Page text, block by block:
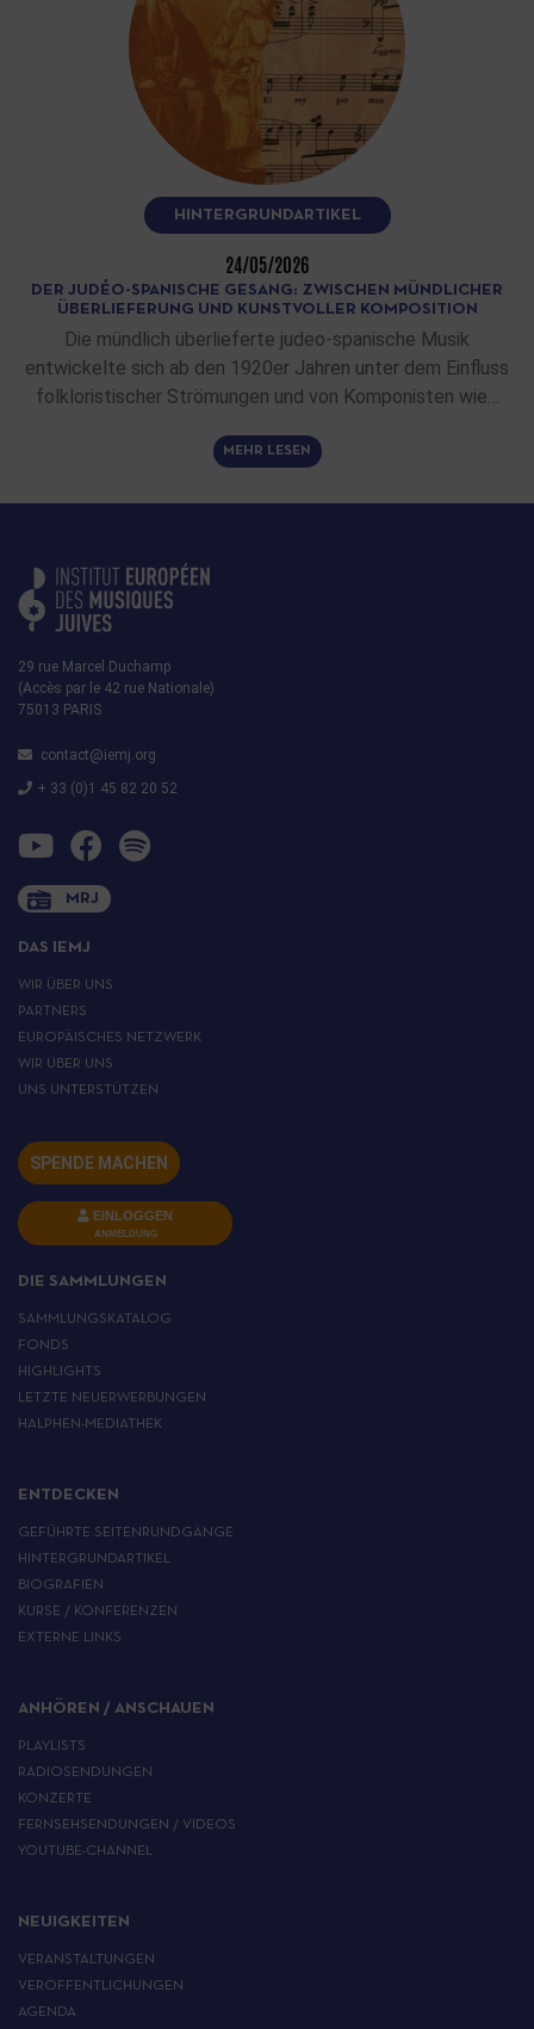
HINTERGRUNDARTIKEL
24/05/2026
DER JUDÉO-SPANISCHE GESANG: ZWISCHEN MÜNDLICHER
ÜBERLIEFERUNG UND KUNSTVOLLER KOMPOSITION
Die mündlich überlieferte judeo-spanische Musik
entwickelte sich ab den 1920er Jahren unter dem Einfluss
folkloristischer Strömungen und von Komponisten wie…
MEHR LESEN
29 rue Marcel Duchamp
(Accès par le 42 rue Nationale)
75013 PARIS
contact@iemj.org
+ 33 (0)1 45 82 20 52
MRJ
DAS IEMJ
WIR ÜBER UNS
PARTNERS
EUROPÄISCHES NETZWERK
WIR ÜBER UNS
UNS UNTERSTÜTZEN
SPENDE MACHEN
EINLOGGEN
ANMELDUNG
DIE SAMMLUNGEN
SAMMLUNGSKATALOG
FONDS
HIGHLIGHTS
LETZTE NEUERWERBUNGEN
HALPHEN-MEDIATHEK
ENTDECKEN
GEFÜHRTE SEITENRUNDGÄNGE
HINTERGRUNDARTIKEL
BIOGRAFIEN
KURSE / KONFERENZEN
EXTERNE LINKS
ANHÖREN / ANSCHAUEN
PLAYLISTS
RADIOSENDUNGEN
KONZERTE
FERNSEHSENDUNGEN / VIDEOS
YOUTUBE-CHANNEL
NEUIGKEITEN
VERANSTALTUNGEN
VERÖFFENTLICHUNGEN
AGENDA